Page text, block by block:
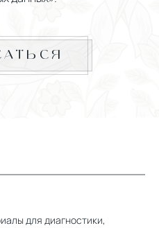
для диагностики,